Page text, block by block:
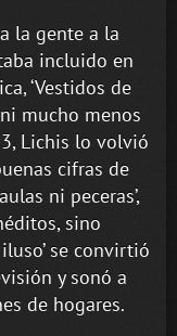
la gente a la
incluido en
‘Vestidos de
mucho menos
Lichis lo volvió
cifras de
ni peceras’,
sino
se convirtió
y sonó a
de hogares.